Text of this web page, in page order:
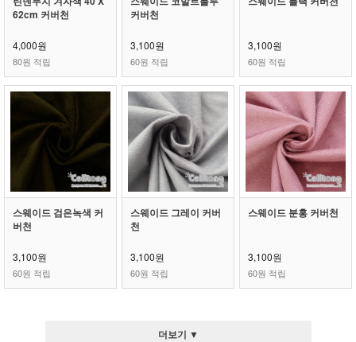
62cm 커버천
4,000원
80원 적립
커버천
3,100원
60원 적립
3,100원
60원 적립
스웨이드 검은녹색 커
버천
3,100원
60원 적립
스웨이드 그레이 커버
천
3,100원
60원 적립
스웨이드 분홍 커버천
3,100원
60원 적립
더보기 ▼